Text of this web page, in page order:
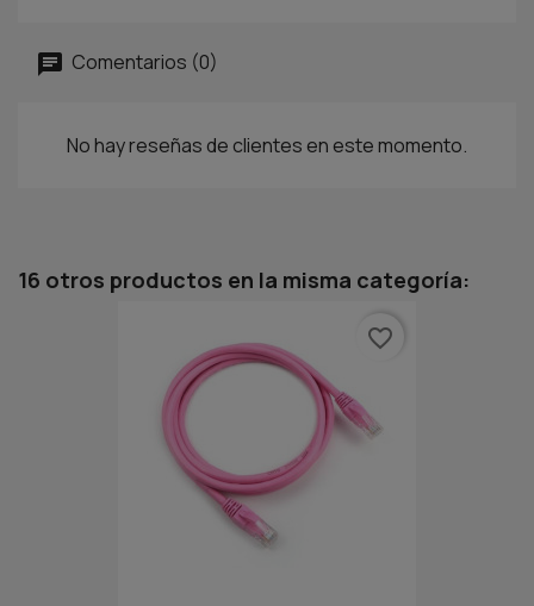
Comentarios (0)
No hay reseñas de clientes en este momento.
16 otros productos en la misma categoría:
favorite_border